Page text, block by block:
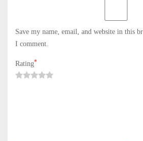
Save my name, email, and website in this
I comment.
Rating*